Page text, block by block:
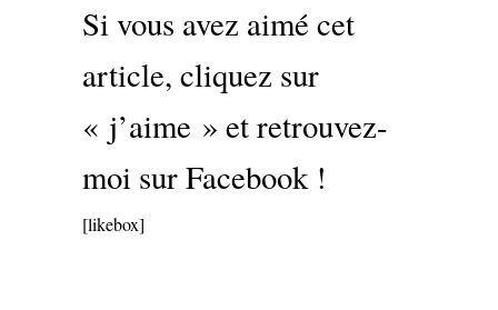
Si vous avez aimé cet
article, cliquez sur
« j’aime » et retrouvez-
moi sur Facebook !
[likebox]